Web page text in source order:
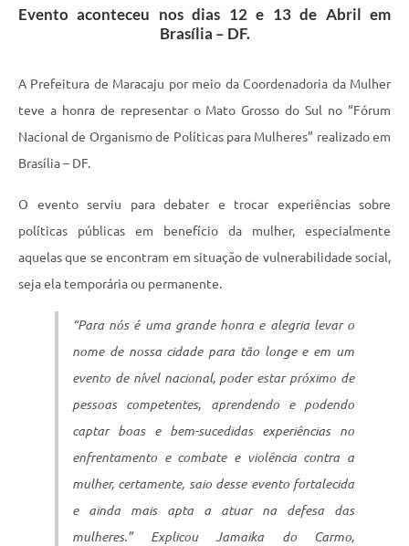
Plano Municipal de Enfrentamento da Pandemia em
Decorrência de COVID-19 Educação - Adesão ao
Telefones Úteis
Evento aconteceu nos dias 12 e 13 de Abril em
Brasília – DF.
A Prefeitura de Maracaju por meio da Coordenadoria da Mulher
teve a honra de representar o Mato Grosso do Sul no “Fórum
Nacional de Organismo de Políticas para Mulheres” realizado em
Brasília – DF.
O evento serviu para debater e trocar experiências sobre
políticas públicas em benefício da mulher, especialmente
aquelas que se encontram em situação de vulnerabilidade social,
seja ela temporária ou permanente.
“Para nós é uma grande honra e alegria levar o
nome de nossa cidade para tão longe e em um
evento de nível nacional, poder estar próximo de
pessoas competentes, aprendendo e podendo
captar boas e bem-sucedidas experiências no
enfrentamento e combate e violência contra a
mulher, certamente, saio desse evento fortalecida
e ainda mais apta a atuar na defesa das
mulheres.” Explicou Jamaika do Carmo,